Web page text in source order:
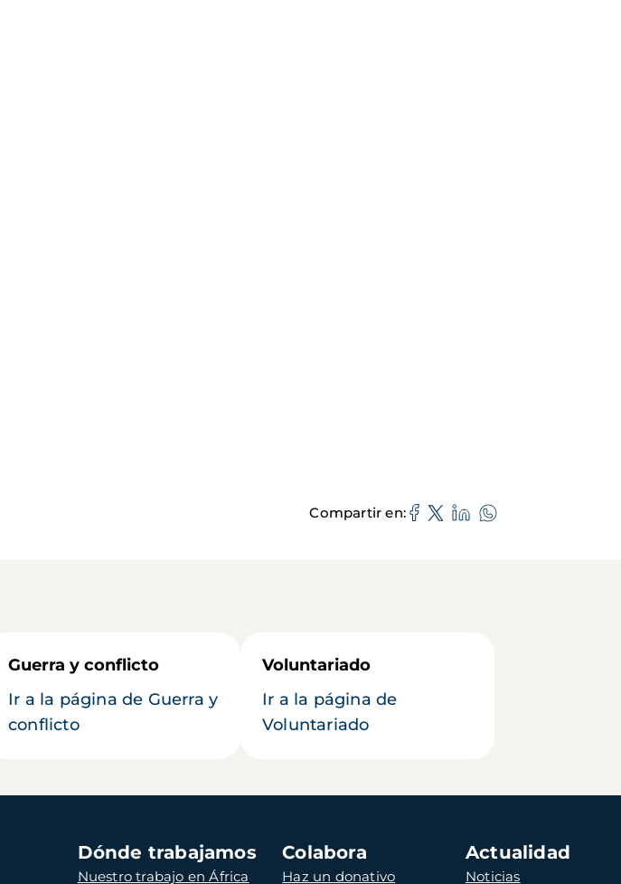
Compartir en
Guerra y conflicto
Ir a la página de Guerra y
conflicto
Voluntariado
Ir a la página de
Voluntariado
Dónde trabajamos
Nuestro trabajo en África
Colabora
Haz un donativo
Actualidad
Noticias